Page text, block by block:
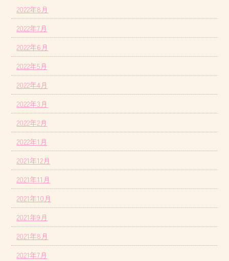
2022年8月
2022年7月
2022年6月
2022年5月
2022年4月
2022年3月
2022年2月
2022年1月
2021年12月
2021年11月
2021年10月
2021年9月
2021年8月
2021年7月